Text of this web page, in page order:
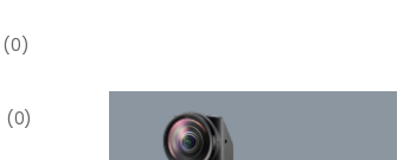
(0)
(0)